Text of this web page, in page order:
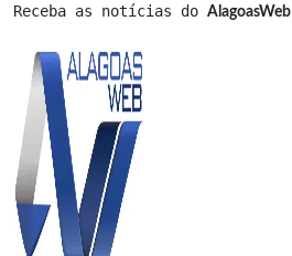
Receba as notícias do AlagoasWeb